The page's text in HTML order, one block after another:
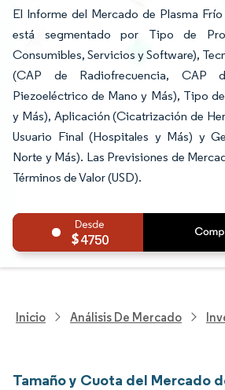
El Informe del Mercado de Plasma
está segmentado por Tipo de
Consumibles, Servicios y Software),
(CAP de Radiofrecuencia, CAP
Piezoeléctrico de Mano y Más), Tipo
y Más), Aplicación (Cicatrización de
Usuario Final (Hospitales y Más) y
Norte y Más). Las Previsiones de
Términos de Valor (USD).
4750
Inicio Análisis De Mercado
Tamaño y Cuota del Mercado